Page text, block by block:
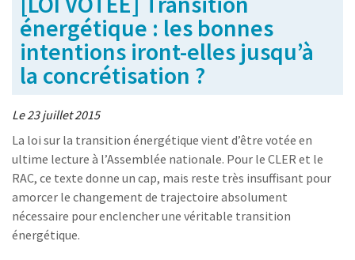
énergétique : les bonnes
intentions iront-elles jusqu’à
la concrétisation ?
Le 23 juillet 2015
La loi sur la transition énergétique vient d’être votée en
ultime lecture à l’Assemblée nationale. Pour le CLER et le
RAC, ce texte donne un cap, mais reste très insuffisant pour
amorcer le changement de trajectoire absolument
nécessaire pour enclencher une véritable transition
énergétique.